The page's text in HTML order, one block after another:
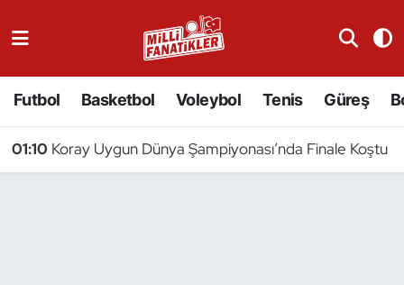
Futbol Basketbol Voleybol Tenis Güreş
01:10 Koray Uygun Dünya Şampiyonası’nda Finale Koştu
Badminton